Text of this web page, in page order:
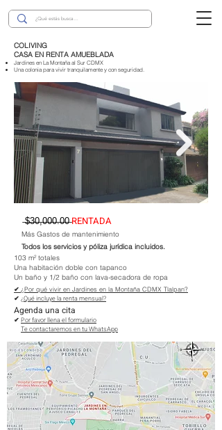
COLIVING
CASA EN RENTA AMUEBLADA
Jardines en La Montaña al Sur CDMX
Una colonia para vivir tranquilamente y con seguridad.
̶$̶3̶0̶,̶0̶0̶0̶.̶0̶0̶RENTADA
Más Gastos de mantenimiento
Todos los servicios y póliza jurídica incluidos.
103 m² totales
Una habitación doble con tapanco
Un baño y 1/2 baño con lava-secadora de ropa
​​✔ ¿Por qué vivir en Jardines en la Montaña CDMX Tlalpan?
​​✔ ¿Qué incluye la renta mensual?
Agenda una cita
​​✔ Por favor llena el formulario
Te contactaremos en tu WhatsApp